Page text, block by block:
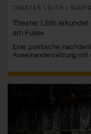
THEATER LILITH |
Theater Lilith erkundet
am Fuss»
Eine poetische,
Auseinandersetzung